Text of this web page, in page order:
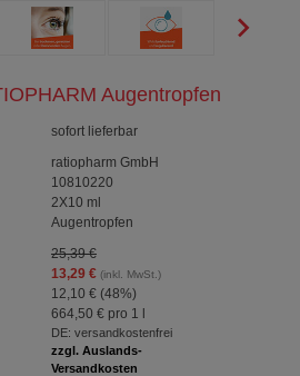
Augentropfen
sofort lieferbar
ratiopharm GmbH
10810220
2X10 ml
Augentropfen
25,39 €
13,29 €(inkl. MwSt.)
12,10 € (48%)
664,50 €pro 1 l
DE: versandkostenfrei
zzgl. Auslands-
Versandkosten